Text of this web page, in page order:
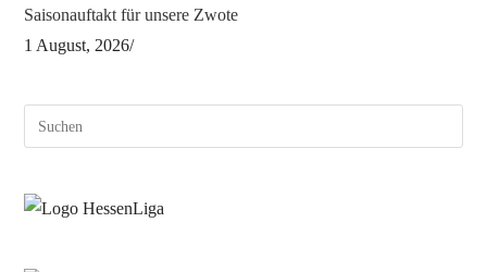
Saisonauftakt für unsere Zwote
1 August, 2026/